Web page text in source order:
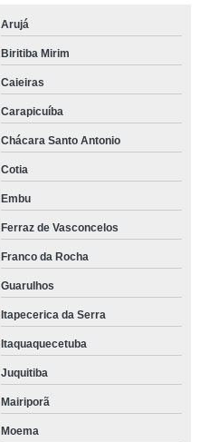
Arujá
Biritiba Mirim
Caieiras
Carapicuíba
Chácara Santo Antonio
Cotia
Embu
Ferraz de Vasconcelos
Franco da Rocha
Guarulhos
Itapecerica da Serra
Itaquaquecetuba
Juquitiba
Mairiporã
Moema